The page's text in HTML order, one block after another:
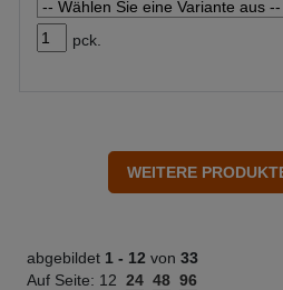
pck.
abgebildet 1 - 12 von 33
Auf Seite: 12 24 48 96